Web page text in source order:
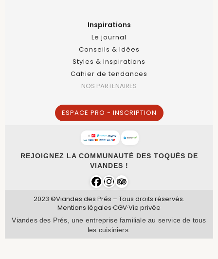
Inspirations
Le journal
Conseils & Idées
Styles & Inspirations
Cahier de tendances
NOS PARTENAIRES
ESPACE PRO - INSCRIPTION
REJOIGNEZ LA COMMUNAUTÉ DES TOQUÉS DE
VIANDES !
2023 ©Viandes des Prés – Tous droits réservés.
Mentions légales·CGV·Vie privée
Viandes des Prés, une entreprise familiale au service de tous
les cuisiniers.